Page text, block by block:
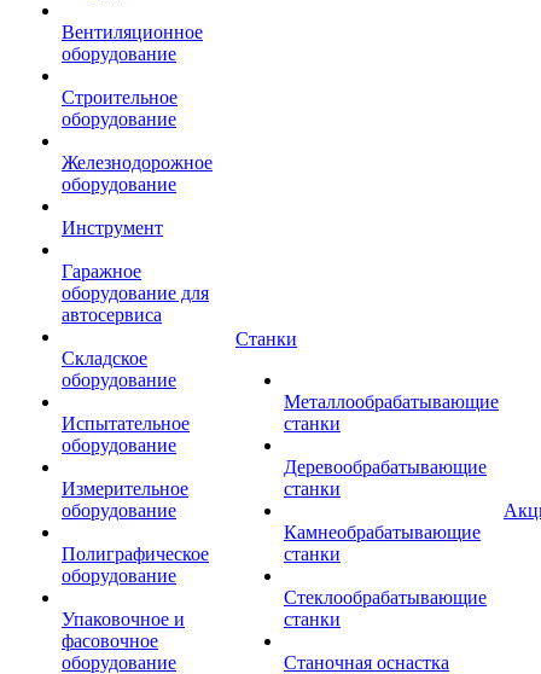
Вентиляционное
оборудование
Строительное
оборудование
Железнодорожное
оборудование
Инструмент
Гаражное
оборудование для
автосервиса
Складское
оборудование
Испытательное
оборудование
Измерительное
оборудование
Полиграфическое
оборудование
Упаковочное и
фасовочное
оборудование
Станки
Металлообрабатывающие
станки
Деревообрабатывающие
станки
Камнеобрабатывающие
станки
Стеклообрабатывающие
станки
Станочная оснастка